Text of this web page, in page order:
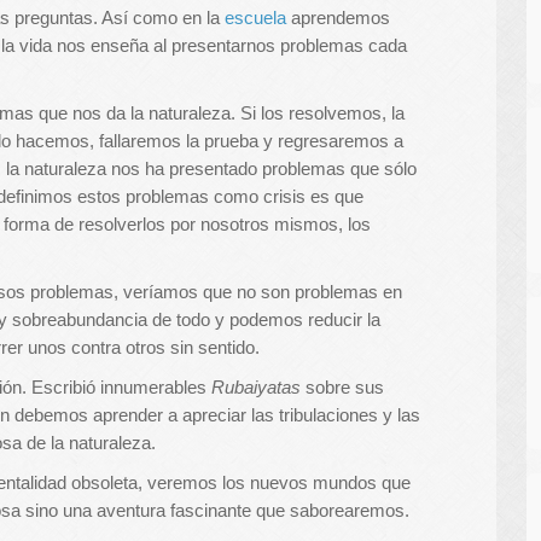
preguntas. Así como en la escuela aprendemos
vida nos enseña al presentarnos problemas cada
que nos da la naturaleza. Si los resolvemos, la
hacemos, fallaremos la prueba y regresaremos a
naturaleza nos ha presentado problemas que sólo
estos problemas como crisis es que
de resolverlos por nosotros mismos, los
problemas, veríamos que no son problemas en
de todo y podemos reducir la
unos contra otros sin sentido.
Escribió innumerables Rubaiyatas sobre sus
aprender a apreciar las tribulaciones y las
de la naturaleza.
obsoleta, veremos los nuevos mundos que
sino una aventura fascinante que saborearemos.